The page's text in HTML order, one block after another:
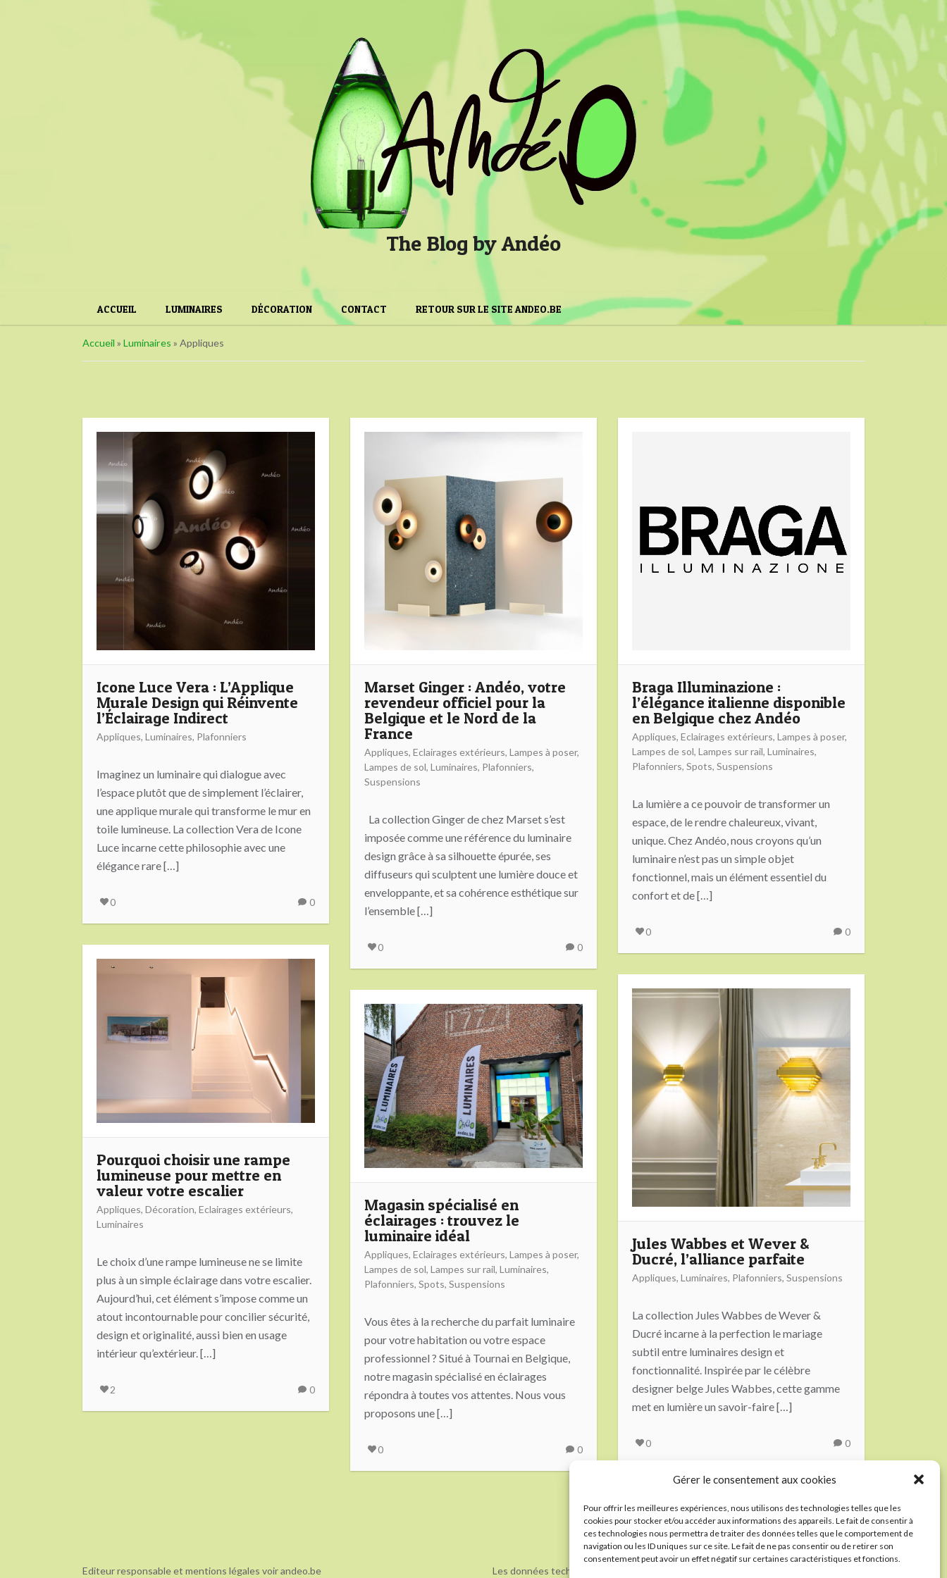
Gérer le consentement aux cookies
Pour offrir les meilleures expériences, nous utilisons des technologies telles que les
cookies pour stocker et/ou accéder aux informations des appareils. Le fait de consentir à
ces technologies nous permettra de traiter des données telles que le comportement de
navigation ou les ID uniques sur ce site. Le fait de ne pas consentir ou de retirer son
consentement peut avoir un effet négatif sur certaines caractéristiques et fonctions.
The Blog by Andéo
ACCUEIL LUMINAIRES DÉCORATION CONTACT RETOUR SUR LE SITE ANDEO.BE
Accueil » Luminaires » Appliques
Icone Luce Vera : L’Applique
Murale Design qui Réinvente
l’Éclairage Indirect
Appliques, Luminaires, Plafonniers
Imaginez un luminaire qui dialogue avec
l’espace plutôt que de simplement l’éclairer,
une applique murale qui transforme le mur en
toile lumineuse. La collection Vera de Icone
Luce incarne cette philosophie avec une
élégance rare […]
0 0
Marset Ginger : Andéo, votre
revendeur officiel pour la
Belgique et le Nord de la
France
Appliques, Eclairages extérieurs, Lampes à poser,
Lampes de sol, Luminaires, Plafonniers,
Suspensions
La collection Ginger de chez Marset s’est
imposée comme une référence du luminaire
design grâce à sa silhouette épurée, ses
diffuseurs qui sculptent une lumière douce et
enveloppante, et sa cohérence esthétique sur
l’ensemble […]
0 0
Braga Illuminazione :
l’élégance italienne disponible
en Belgique chez Andéo
Appliques, Eclairages extérieurs, Lampes à poser,
Lampes de sol, Lampes sur rail, Luminaires,
Plafonniers, Spots, Suspensions
La lumière a ce pouvoir de transformer un
espace, de le rendre chaleureux, vivant,
unique. Chez Andéo, nous croyons qu’un
luminaire n’est pas un simple objet
fonctionnel, mais un élément essentiel du
confort et de […]
0 0
Pourquoi choisir une rampe
lumineuse pour mettre en
valeur votre escalier
Appliques, Décoration, Eclairages extérieurs,
Luminaires
Le choix d’une rampe lumineuse ne se limite
plus à un simple éclairage dans votre escalier.
Aujourd’hui, cet élément s’impose comme un
atout incontournable pour concilier sécurité,
design et originalité, aussi bien en usage
intérieur qu’extérieur. […]
2 0
Jules Wabbes et Wever &
Ducré, l’alliance parfaite
Appliques, Luminaires, Plafonniers, Suspensions
La collection Jules Wabbes de Wever &
Ducré incarne à la perfection le mariage
subtil entre luminaires design et
fonctionnalité. Inspirée par le célèbre
designer belge Jules Wabbes, cette gamme
met en lumière un savoir-faire […]
0 0
Magasin spécialisé en
éclairages : trouvez le
luminaire idéal
Appliques, Eclairages extérieurs, Lampes à poser,
Lampes de sol, Lampes sur rail, Luminaires,
Plafonniers, Spots, Suspensions
Vous êtes à la recherche du parfait luminaire
pour votre habitation ou votre espace
professionnel ? Situé à Tournai en Belgique,
notre magasin spécialisé en éclairages
répondra à toutes vos attentes. Nous vous
proposons une […]
0 0
Editeur responsable et mentions légales voir andeo.be Les données techniques et informations présentées dans cet article sont données à